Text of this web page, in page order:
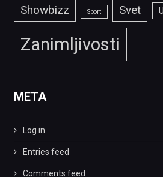
Showbizz Sport Svet
Zanimljivosti
META
Log in
Entries feed
Comments feed